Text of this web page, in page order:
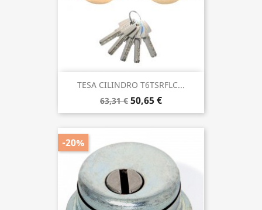
TESA CILINDRO T6TSRFLC...
63,31 € 50,65 €
-20%